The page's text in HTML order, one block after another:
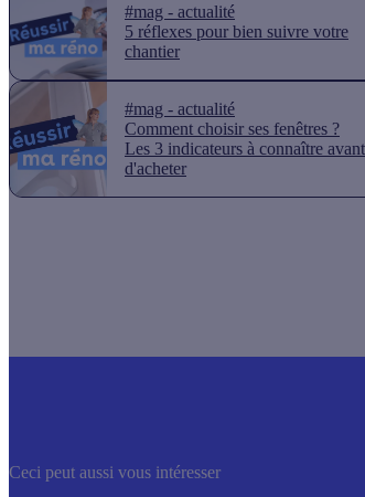
#mag - actualité
5 réflexes pour bien suivre votre
chantier
#mag - actualité
Comment choisir ses fenêtres ?
Les 3 indicateurs à connaître avant
d'acheter
Ceci peut aussi vous intéresser